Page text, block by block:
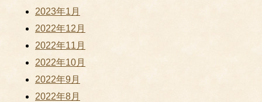
2023年1月
2022年12月
2022年11月
2022年10月
2022年9月
2022年8月